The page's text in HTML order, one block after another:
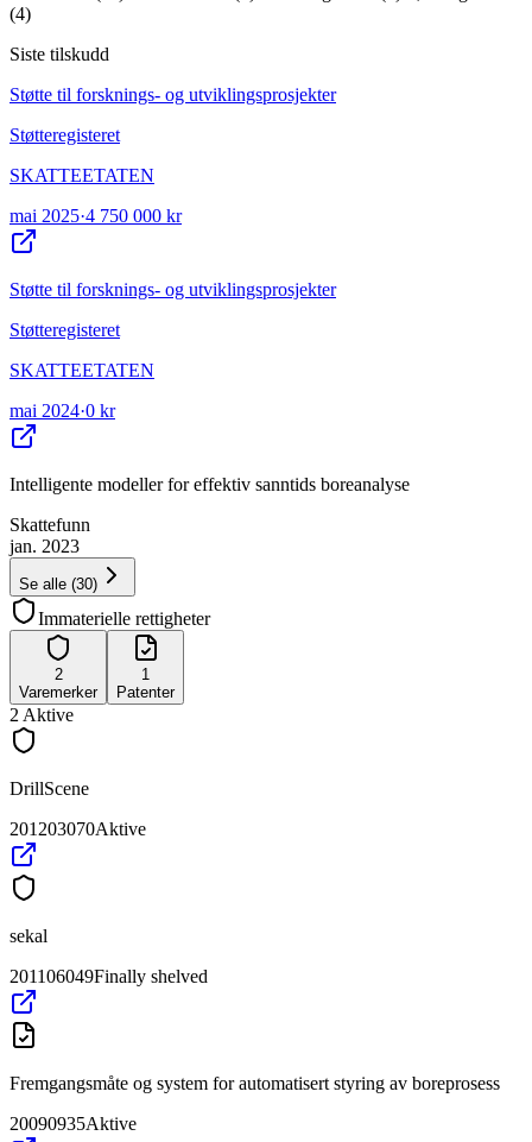
(4)
Siste tilskudd
Støtte til forsknings- og utviklingsprosjekter
Støtteregisteret
SKATTEETATEN
mai 2025·4 750 000 kr
Støtte til forsknings- og utviklingsprosjekter
Støtteregisteret
SKATTEETATEN
mai 2024·0 kr
Intelligente modeller for effektiv sanntids boreanalyse
Skattefunn
jan. 2023
Se alle (30)
Immaterielle rettigheter
2
Varemerker
1
Patenter
2 Aktive
DrillScene
201203070Aktive
sekal
201106049Finally shelved
Fremgangsmåte og system for automatisert styring av boreprosess
20090935Aktive